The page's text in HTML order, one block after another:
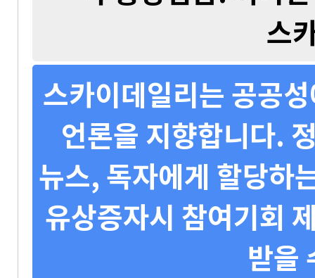
스
스카이데일리는 공공
언론을 지향합니다.
뉴스, 독자에게 할당하
유상증자시 참여기회
받을